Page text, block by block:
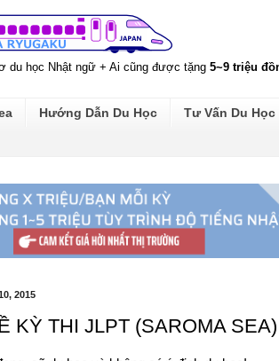
du học Nhật ngữ + Ai cũng được tặng 5~9 triệu
Hướng Dẫn Du Học Tư Vấn Du Học
2015
KỲ THI JLPT (SAROMA SEA)